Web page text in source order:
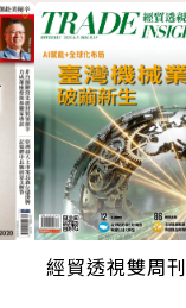
經貿透視雙周刊